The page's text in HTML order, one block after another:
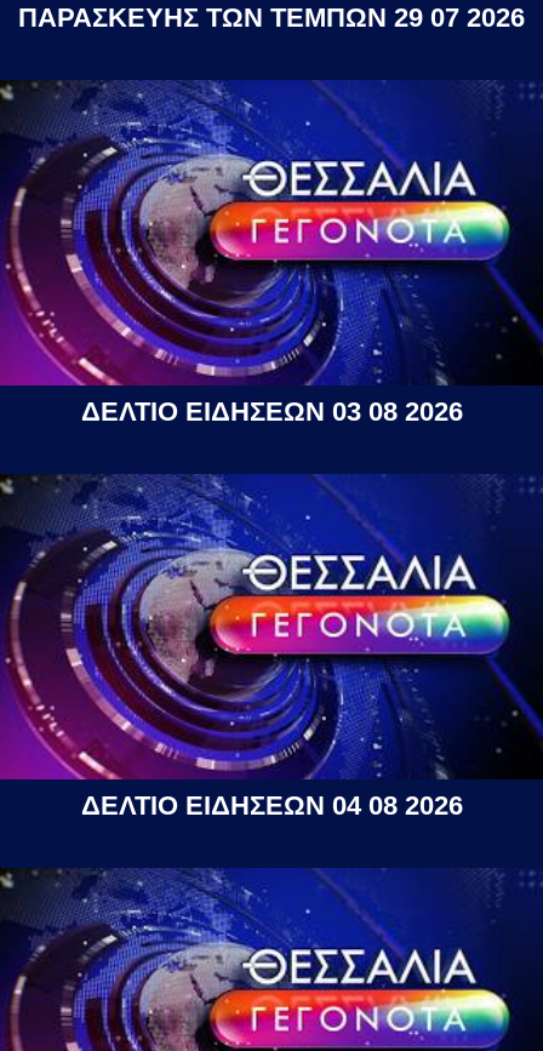
ΠΑΡΑΣΚΕΥΗΣ ΤΩΝ ΤΕΜΠΩΝ 29 07 2026
ΔΕΛΤΙΟ ΕΙΔΗΣΕΩΝ 03 08 2026
ΔΕΛΤΙΟ ΕΙΔΗΣΕΩΝ 04 08 2026